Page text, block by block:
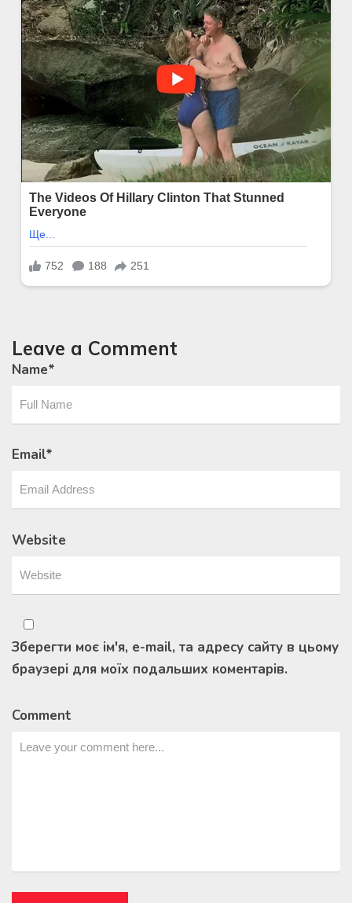
Leave a Comment
Name*
Email*
Website
Зберегти моє ім'я, e-mail, та адресу сайту в цьому
браузері для моїх подальших коментарів.
Comment